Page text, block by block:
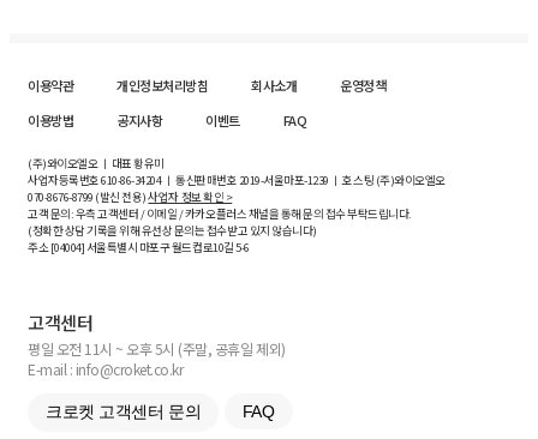
이용약관 개인정보처리방침 회사소개
운영정책
이용방법
공지사항 이벤트 FAQ
(주)와이오엘오 ㅣ 대표 황유미
사업자등록번호610-86-34204ㅣ 통신판매번호 2019-서울마포-1239 ㅣ 호스팅 (주)와이오엘오
070-8676-8799 (발신 전용)사업자 정보 확인 >
고객 문의: 우측 고객센터 / 이메일 / 카카오플러스 채널을 통해 문의 접수 부탁드립니다.
(정확한 상담 기록을 위해 유선상 문의는 접수받고 있지 않습니다)
주소 [04004] 서울특별시 마포구 월드컵로10길5-6
고객센터
평일 오전 11시 ~ 오후 5시 (주말, 공휴일 제외)
E-mail : info@croket.co.kr
크로켓 고객센터 문의 FAQ